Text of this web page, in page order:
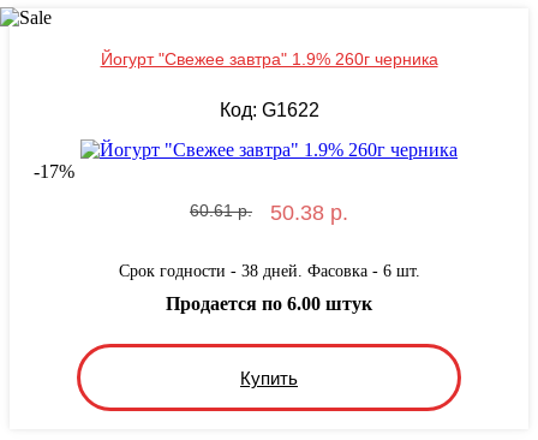
Йогурт "Свежее завтра" 1.9% 260г черника
Код: G1622
-17%
60.61 р. 50.38 р.
Срок годности - 38 дней. Фасовка - 6 шт.
Купить
Продается по 6.00 штук